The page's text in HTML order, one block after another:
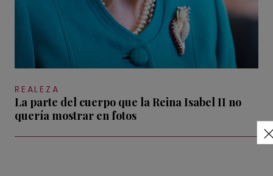
REALEZA
La parte del cuerpo que la Reina Isabel II no
quería mostrar en fotos